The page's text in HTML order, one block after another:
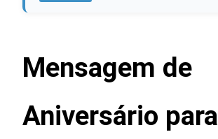
Mensagem de
Aniversário para